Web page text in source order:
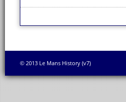
© 2013 Le Mans History (v7)